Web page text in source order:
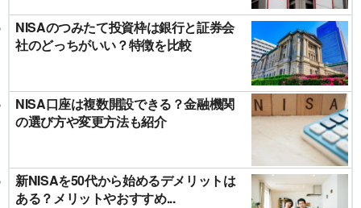
NISAのつみたて投資枠は銀行と証券会
社のどっちがいい？特徴を比較
NISA口座は複数開設できる？金融機関
の選び方や変更方法も紹介
新NISAを50代から始めるデメリットは
ある？メリットやおすすめ...